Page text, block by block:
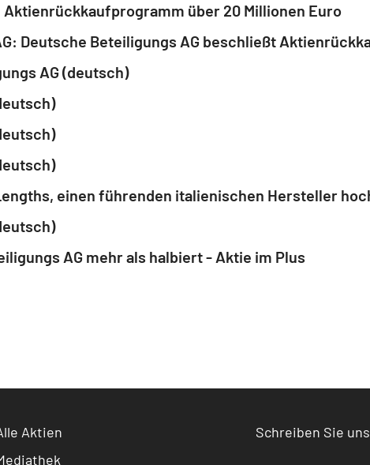
über 20 Millionen Euro
AG (deutsch)
AG mehr als halbiert - Aktie im Plus
Aktien
Schreiben Sie uns